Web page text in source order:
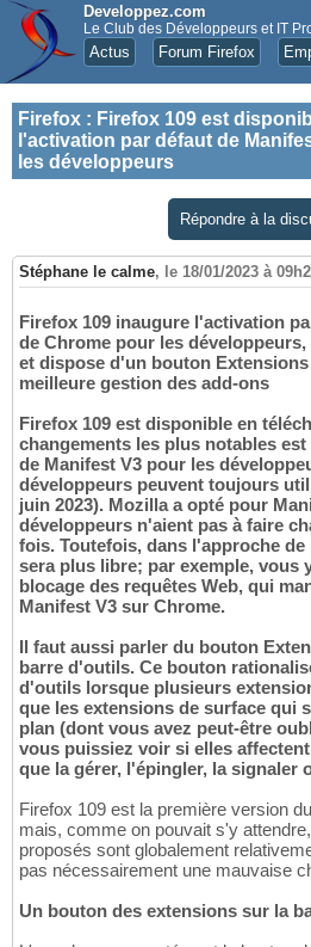
Developpez.com
Le Club des Développeurs et IT
Actus Forum Firefox
Firefox : Firefox 109 est
l'activation par défaut de
les développeurs
Répondre à la
Stéphane le calme, le 18/01/2023 à
Firefox 109 inaugure l'activation
de Chrome pour les développeurs,
et dispose d'un bouton
meilleure gestion des add-ons
Firefox 109 est disponible en
changements les plus notables
de Manifest V3 pour les
développeurs peuvent toujours
juin 2023). Mozilla a opté pour
développeurs n'aient pas à faire
fois. Toutefois, dans l'approche de
sera plus libre; par exemple, vous
blocage des requêtes Web, qui
Manifest V3 sur Chrome.
Il faut aussi parler du bouton
barre d'outils. Ce bouton
d'outils lorsque plusieurs
que les extensions de surface qui
plan (dont vous avez peut-être
vous puissiez voir si elles
que la gérer, l'épingler, la signaler
Firefox 109 est la première version
mais, comme on pouvait s'y
proposés sont globalement
pas nécessairement une mauvaise
Un bouton des extensions sur la